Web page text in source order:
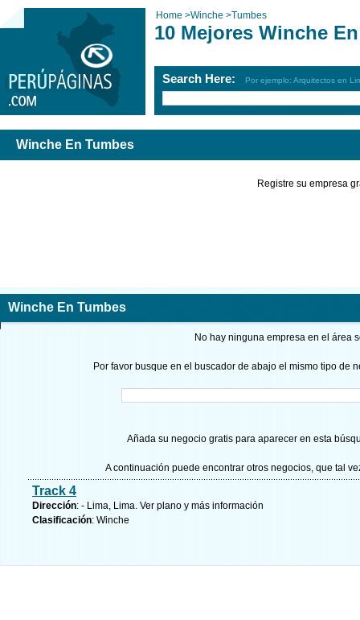
Home >Winche >Tumbes
10 Mejores Winche
Search Here: Por ejemplo: Arquitectos en
Winche En Tumbes
Registre su empresa
Winche En Tumbes
No hay ninguna empresa en el área
Por favor busque en el buscador de abajo el mismo tipo de
Añada su negocio gratis para aparecer en esta
A continuación puede encontrar otros negocios, que tal
Track 4
Dirección: - Lima, Lima. Ver plano y más información
Clasificación: Winche